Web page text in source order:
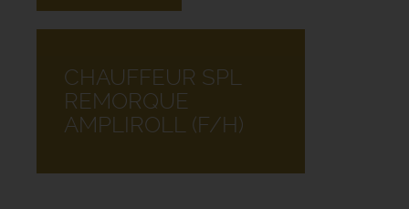
CHAUFFEUR SPL
REMORQUE
AMPLIROLL (F/H)